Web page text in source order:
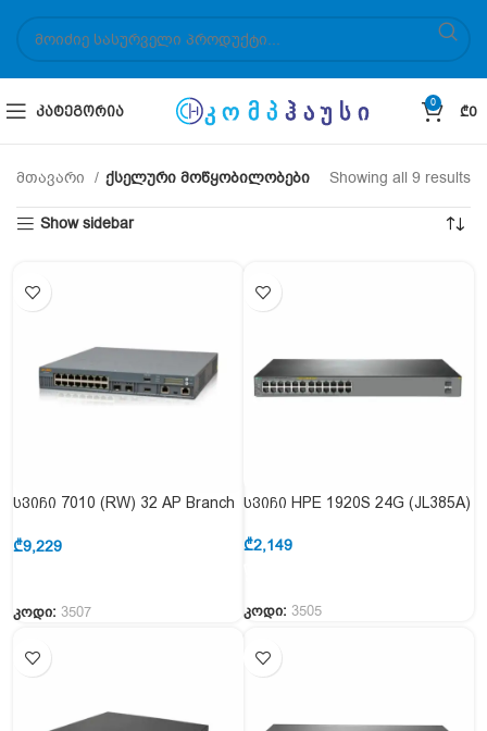
ᲙᲐᲢᲔᲒᲝᲠᲘᲐ
0
₾0
მთავარი ქსელური მოწყობილობები Showing all 9 results
Show sidebar
სვიჩი 7010 (RW) 32 AP Branch
₾9,229
კოდი: 3507
სვიჩი HPE 1920S 24G (JL385A)
₾2,149
კოდი: 3505